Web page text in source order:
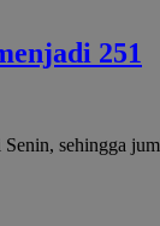
251
sehingga